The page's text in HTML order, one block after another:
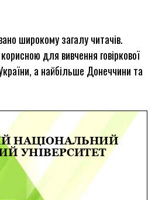
широкому загалу читачів.
для вивчення говіркової
а найбільше Донеччини та